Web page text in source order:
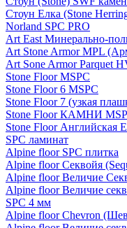
Стоун Елка (Stone
Norland SPC PRO
Art East Минерально-
Art Stone Armor MPL
Art Sone Armor Parquet
Stone Floor MSPC
Stone Floor 6 MSPC
Stone Floor 7 (узкая
Stone Floor КАМНИ
Stone Floor Английская
SPC ламинат
Alpine floor SPC плитка
Alpine floor Секвойя
Alpine floor Величие
Alpine floor Величие
SPC 4 мм
Alpine floor Chevron